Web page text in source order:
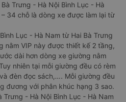
Trưng - Hà Nội Bình Lục - Hà
34 chỗ là dòng xe được làm lại từ
Lục - Hà Nam từ Hai Bà Trưng
nằm VIP này được thiết kế 2 tầng,
dài hơn dòng xe giường nằm
nhiên tại mỗi giường đều có rèm
đèn đọc sách,…. Mỗi giường đều
đương với phân khúc hạng 3 sao.
Trưng - Hà Nội Bình Lục - Hà Nam